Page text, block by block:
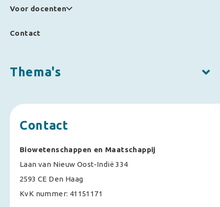
Voor docenten
Contact
Thema's
Contact
Biowetenschappen en Maatschappij
Laan van Nieuw Oost-Indië 334
2593 CE Den Haag
KvK nummer: 41151171